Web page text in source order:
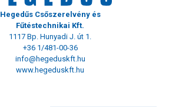
Hegedűs Csőszerelvény és
Fűtéstechnikai Kft.
1117 Bp. Hunyadi J. út 1.
+36 1/481-00-36
info@hegeduskft.hu
www.hegeduskft.hu